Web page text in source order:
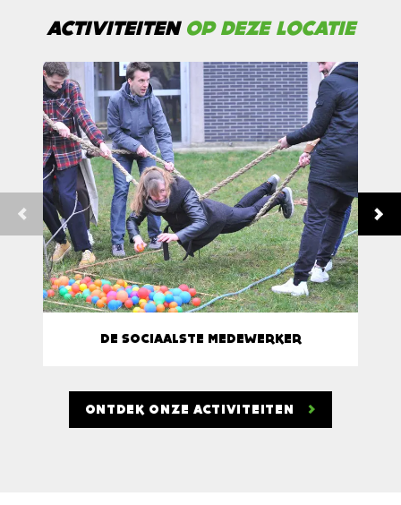
ACTIVITEITEN OP DEZE LOCATIE
DE SOCIAALSTE MEDEWERKER
ONTDEK ONZE ACTIVITEITEN